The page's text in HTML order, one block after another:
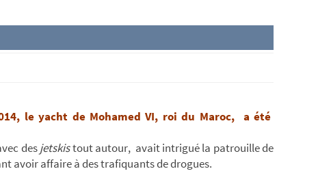
le yacht de Mohamed VI, roi du Maroc, a été
desjetskistout autour, avait intrigué la patrouille de
avoir affaire à des trafiquants de drogues.